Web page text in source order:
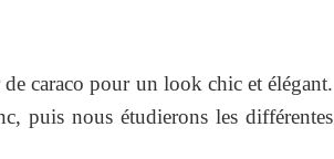
caraco pour un look chic et élégant.
puis nous étudierons les différentes